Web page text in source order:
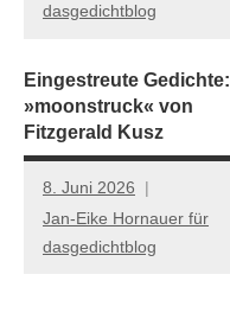
dasgedichtblog
Eingestreute Gedichte:
»moonstruck« von
Fitzgerald Kusz
8. Juni 2026
Jan-Eike Hornauer für
dasgedichtblog